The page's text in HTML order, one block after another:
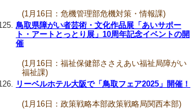
(1月16日：危機管理部危機対策・情報課)
鳥取県障がい者芸術・文化作品展「あいサポー
ト・アートとっとり展」10周年記念イベントの開
催
(1月16日：福祉保健部ささえあい福祉局障がい
福祉課)
リーベルホテル大阪で「鳥取フェア2025」開催！
(1月16日：政策戦略本部政策戦略局関西本部)